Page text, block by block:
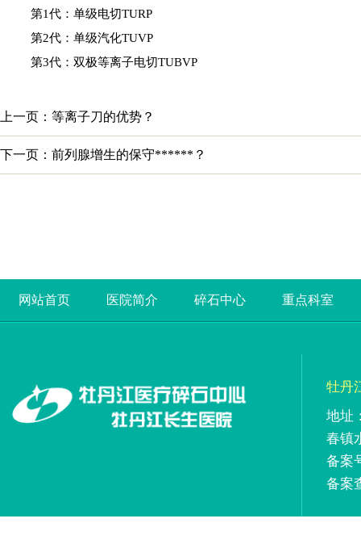
第1代：单级电切TURP
第2代：单级汽化TUVP
第3代：双极等离子电切TUBVP
上一页：等离子刀的优势？
下一页：前列腺增生的保守******？
网站首页 医院简介 碎石中心 重点科室
牡丹
地址
春镇
备案
备案